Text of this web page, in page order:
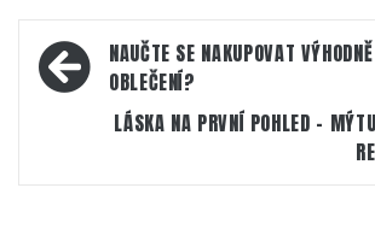
Navigace
pro
příspěvek
NAUČTE SE NAKUPOVAT
OBLEČENÍ?
LÁSKA NA PRVNÍ POHLED –